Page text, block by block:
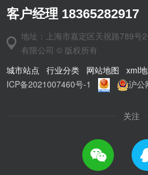
客户经理 18365282917
地址：上海市嘉定区天祝路789
有限公司 © 版权所有
城市站点
|行业分类 网站地图 |xml
ICP备2021007460号-1
沪公
关注